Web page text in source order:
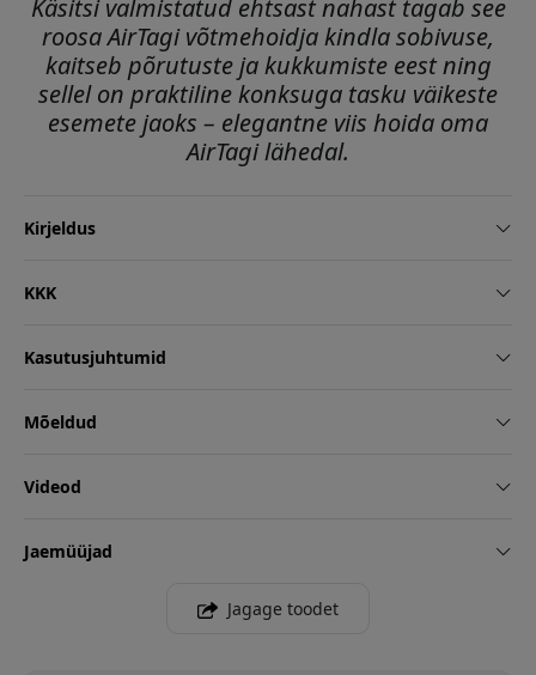
Käsitsi valmistatud ehtsast nahast tagab see
roosa AirTagi võtmehoidja kindla sobivuse,
kaitseb põrutuste ja kukkumiste eest ning
sellel on praktiline konksuga tasku väikeste
esemete jaoks – elegantne viis hoida oma
AirTagi lähedal.
Kirjeldus
KKK
Kasutusjuhtumid
Mõeldud
Videod
Jaemüüjad
Jagage toodet